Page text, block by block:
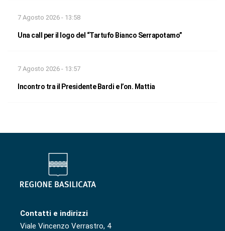
7 Agosto 2026 - 13:58
Una call per il logo del “Tartufo Bianco Serrapotamo”
7 Agosto 2026 - 13:57
Incontro tra il Presidente Bardi e l’on. Mattia
Contatti e indirizzi
Viale Vincenzo Verrastro, 4